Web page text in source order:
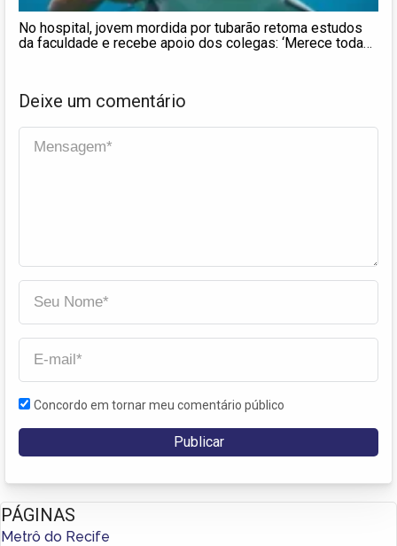
No hospital, jovem mordida por tubarão retoma estudos
da faculdade e recebe apoio dos colegas: ‘Merece toda
Deixe um comentário
Concordo em tornar meu comentário público
PÁGINAS
Metrô do Recife